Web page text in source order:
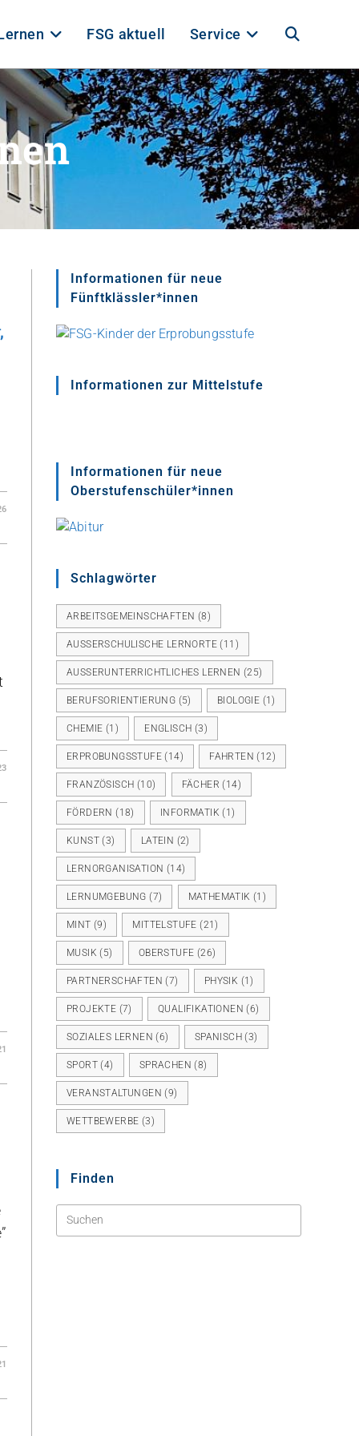
FSG aktuell Service
Informationen für neue
Fünftklässler*innen
Informationen zur Mittelstufe
Informationen für neue
Oberstufenschüler*innen
Schlagwörter
ARBEITSGEMEINSCHAFTEN (8)
AUSSERSCHULISCHE LERNORTE (11)
AUSSERUNTERRICHTLICHES LERNEN (25)
BERUFSORIENTIERUNG (5) BIOLOGIE (1)
CHEMIE (1) ENGLISCH (3)
ERPROBUNGSSTUFE (14) FAHRTEN (12)
FRANZÖSISCH (10) FÄCHER (14)
FÖRDERN (18) INFORMATIK (1)
KUNST (3) LATEIN (2)
LERNORGANISATION (14)
LERNUMGEBUNG (7) MATHEMATIK (1)
MINT (9) MITTELSTUFE (21)
MUSIK (5) OBERSTUFE (26)
PARTNERSCHAFTEN (7) PHYSIK (1)
PROJEKTE (7) QUALIFIKATIONEN (6)
SOZIALES LERNEN (6) SPANISCH (3)
SPORT (4) SPRACHEN (8)
VERANSTALTUNGEN (9)
WETTBEWERBE (3)
Finden